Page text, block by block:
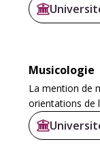
Le bloc
Musicologie
La mention de
orientations de
(MIP, EPM),